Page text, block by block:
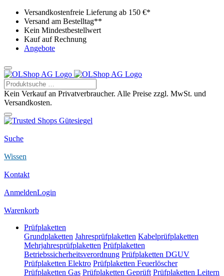
Versandkostenfreie Lieferung ab 150 €*
Versand am Bestelltag**
Kein Mindestbestellwert
Kauf auf Rechnung
Angebote
Kein Verkauf an Privatverbraucher. Alle Preise zzgl. MwSt. und
Versandkosten.
Suche
Wissen
Kontakt
AnmeldenLogin
Warenkorb
Prüfplaketten
Grundplaketten Jahresprüfplaketten Kabelprüfplaketten
Mehrjahresprüfplaketten Prüfplaketten
Betriebssicherheitsverordnung Prüfplaketten DGUV
Prüfplaketten Elektro Prüfplaketten Feuerlöscher
Prüfplaketten Gas Prüfplaketten Geprüft Prüfplaketten Leitern